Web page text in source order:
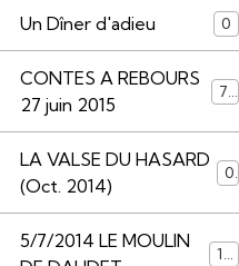
Un Dîner d'adieu 0
CONTES A REBOURS
27 juin 2015
79
LA VALSE DU HASARD
(Oct. 2014)
0
5/7/2014 LE MOULIN
117